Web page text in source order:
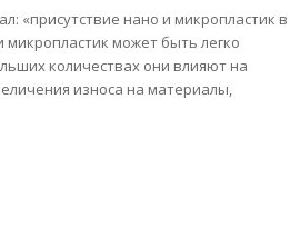
«присутствие нано и микропластик в
может быть легко
количествах они влияют на
износа на материалы,